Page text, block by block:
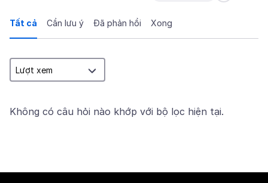
Tất cả Cần lưu ý Đã phản hồi Xong
Không có câu hỏi nào khớp với bộ lọc hiện tại.